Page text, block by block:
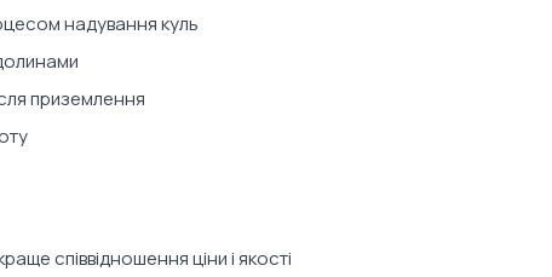
надування куль
приземлення
співвідношення ціни і якості